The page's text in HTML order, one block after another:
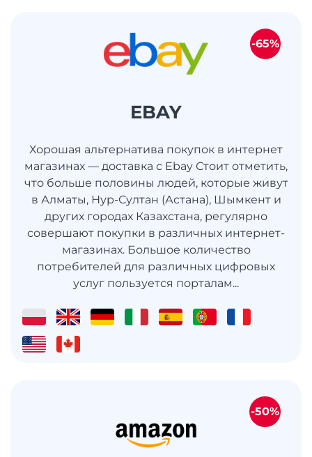
EBAY
Хорошая альтернатива покупок в интернет
магазинах — доставка с Ebay Стоит отметить,
что больше половины людей, которые живут
в Алматы, Нур-Султан (Астана), Шымкент и
других городах Казахстана, регулярно
совершают покупки в различных интернет-
магазинах. Большое количество
потребителей для различных цифровых
услуг пользуется порталам...
-65%
-50%